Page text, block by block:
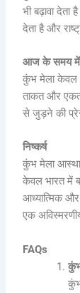
भी बढ़ावा
देता है और
आज के समय में
कुंभ मेला केवल
ताकत और
से जुड़ने की
निष्कर्ष
कुंभ मेला
केवल भारत में
आध्यात्मिक
एक
FAQs